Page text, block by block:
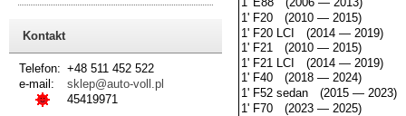
Kontakt
Telefon: +48 511 452 522
e-mail:
sklep@auto-voll.pl
45419971